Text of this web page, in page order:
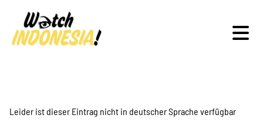
Schwerpunkte
Leider ist dieser Eintrag nicht in deutscher Sprache verfügbar